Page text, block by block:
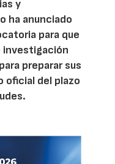
y
ha anunciado
para que
investigación
preparar sus
oficial del plazo